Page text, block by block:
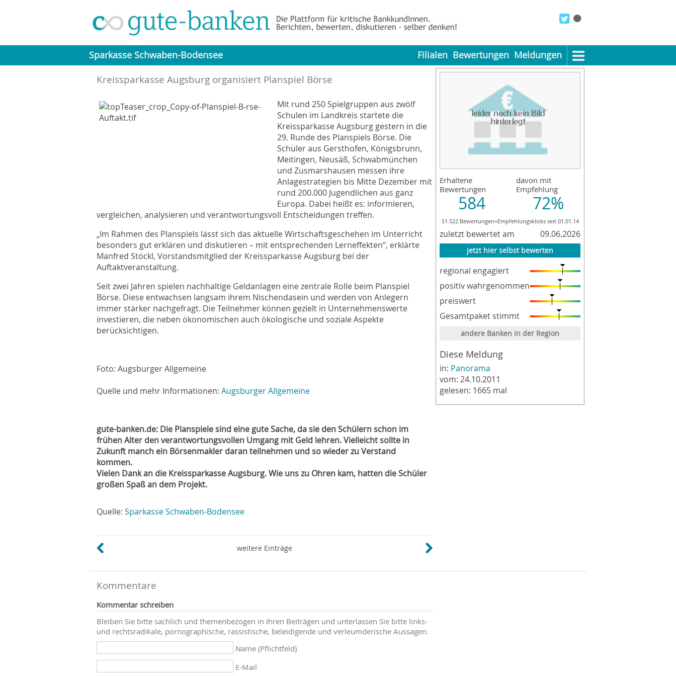
Sparkasse Schwaben-Bodensee Filialen Bewertungen Meldungen
Erhaltene
Bewertungen
584
davon mit
Empfehlung
72%
51.522 Bewertungen+Empfehlungsklicks seit 01.01.14
zuletzt bewertet am 09.06.2026
jetzt hier selbst bewerten
regional engagiert
positiv wahrgenommen
preiswert
Gesamtpaket stimmt
andere Banken in der Region
Diese Meldung
in: Panorama
vom: 24.10.2011
gelesen: 1665 mal
Kreissparkasse Augsburg organisiert Planspiel Börse
Mit rund 250 Spielgruppen aus zwölf
Schulen im Landkreis startete die
Kreissparkasse Augsburg gestern in die
29. Runde des Planspiels Börse. Die
Schüler aus Gersthofen, Königsbrunn,
Meitingen, Neusäß, Schwabmünchen
und Zusmarshausen messen ihre
Anlagestrategien bis Mitte Dezember mit
rund 200.000 Jugendlichen aus ganz
Europa. Dabei heißt es: informieren,
vergleichen, analysieren und verantwortungsvoll Entscheidungen treffen.
„Im Rahmen des Planspiels lässt sich das aktuelle Wirtschaftsgeschehen im Unterricht
besonders gut erklären und diskutieren – mit entsprechenden Lerneffekten“, erklärte
Manfred Stöckl, Vorstandsmitglied der Kreissparkasse Augsburg bei der
Auftaktveranstaltung.
Seit zwei Jahren spielen nachhaltige Geldanlagen eine zentrale Rolle beim Planspiel
Börse. Diese entwachsen langsam ihrem Nischendasein und werden von Anlegern
immer stärker nachgefragt. Die Teilnehmer können gezielt in Unternehmenswerte
investieren, die neben ökonomischen auch ökologische und soziale Aspekte
berücksichtigen.
Foto: Augsburger Allgemeine
Quelle und mehr Informationen: Augsburger Allgemeine
gute-banken.de: Die Planspiele sind eine gute Sache, da sie den Schülern schon im
frühen Alter denverantwortungsvollen Umgang mit Geld lehren. Vielleicht sollte in
Zukunft manch ein Börsenmakler daran teilnehmen und so wieder zu Verstand
kommen.
Vielen Dank an die Kreissparkasse Augsburg. Wie uns zu Ohren kam, hatten die Schüler
großen Spaß an dem Projekt.
Quelle: Sparkasse Schwaben-Bodensee
weitere Einträge
Kommentare
Kommentar schreiben
Bleiben Sie bitte sachlich und themenbezogen in Ihren Beiträgen und unterlassen Sie bitte links-
und rechtsradikale, pornographische, rassistische, beleidigende und verleumderische Aussagen.
Name (Pflichtfeld)
E-Mail